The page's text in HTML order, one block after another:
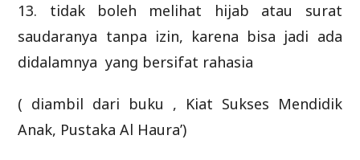
13. tidak boleh melihat hijab atau surat
saudaranya tanpa izin, karena bisa jadi ada
didalamnya yang bersifat rahasia
( diambil dari buku , Kiat Sukses Mendidik
Anak, Pustaka Al Haura’)